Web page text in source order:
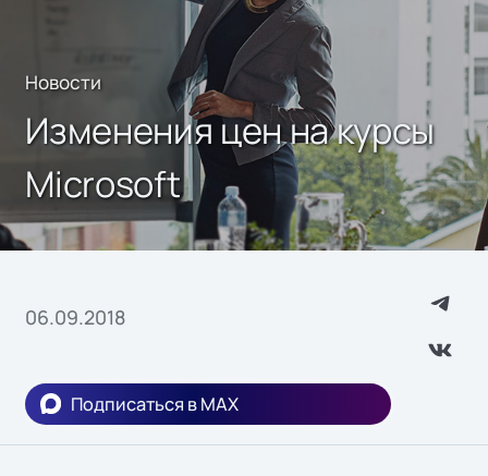
Новости
Изменения цен на курсы
Microsoft
06.09.2018
Подписаться в MAX